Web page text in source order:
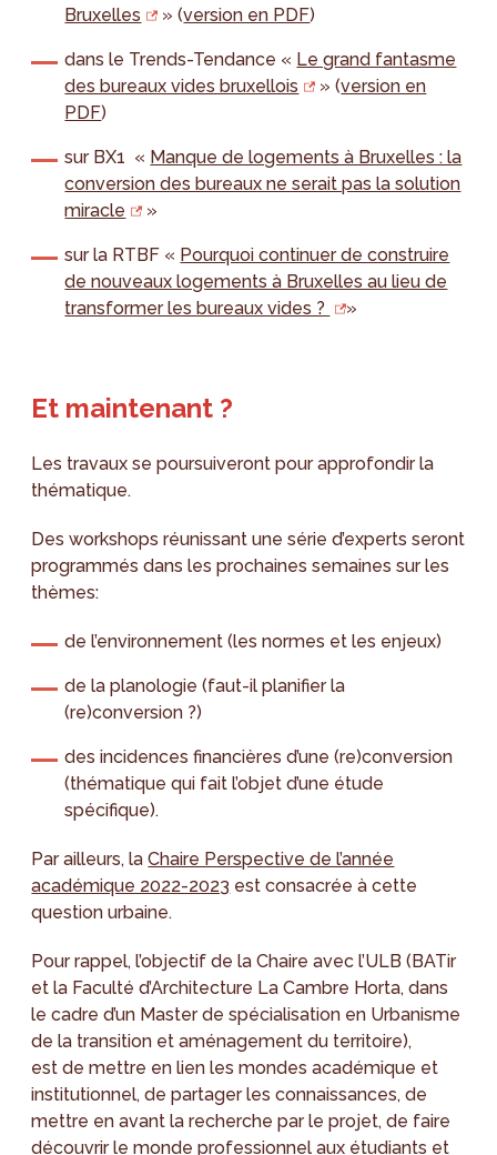
Bruxelles
» (version en PDF)
dans le Trends-Tendance « Le grand fantasme
des bureaux vides bruxellois
» (version en
PDF)
sur BX1 « Manque de logements à Bruxelles : la
conversion des bureaux ne serait pas la solution
miracle
»
sur la RTBF « Pourquoi continuer de construire
de nouveaux logements à Bruxelles au lieu de
transformer les bureaux vides ?
»
Et maintenant ?
Les travaux se poursuiveront pour approfondir la
thématique.
Des workshops réunissant une série d’experts seront
programmés dans les prochaines semaines sur les
thèmes:
de l’environnement (les normes et les enjeux)
de la planologie (faut-il planifier la
(re)conversion ?)
des incidences financières d’une (re)conversion
(thématique qui fait l’objet d’une étude
spécifique).
Par ailleurs, laChaire Perspective de l’année
académique 2022-2023 est consacrée à cette
question urbaine.
Pour rappel, l’objectif de la Chaire avec l’ULB (BATir
et la Faculté d’Architecture La Cambre Horta, dans
le cadre d’un Master de spécialisation en Urbanisme
de la transition et aménagement du territoire),
est de mettre en lien les mondes académique et
institutionnel, de partager les connaissances, de
mettre en avant la recherche par le projet, de faire
découvrir le monde professionnel aux étudiants et